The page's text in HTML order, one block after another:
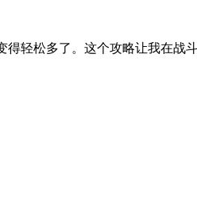
轻松多了。这个攻略让我在